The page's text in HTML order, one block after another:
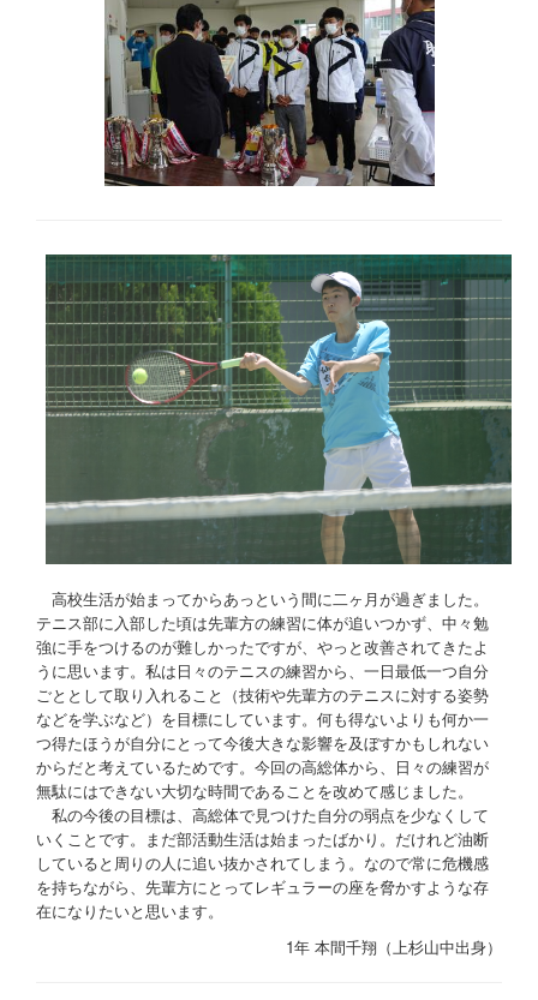
高校生活が始まってからあっという間に二ヶ月が過ぎました。
テニス部に入部した頃は先輩方の練習に体が追いつかず、中々勉
強に手をつけるのが難しかったですが、やっと改善されてきたよ
うに思います。私は日々のテニスの練習から、一日最低一つ自分
ごととして取り入れること（技術や先輩方のテニスに対する姿勢
などを学ぶなど）を目標にしています。 何も得ないよりも何か一
つ得たほうが自分にとって今後大きな影響を及ぼすかもしれない
からだと考えているためです。 今回の高総体から、
日々の練習が
無駄にはできない大切な時間であることを改めて感じました。
私の今後の目標は、高総体で見つけた自分の弱点を少なくして
いくことです。まだ部活動生活は始まったばかり。だけれど油断
していると周りの人に追い抜かされてしまう。なので常に危機感
を持ちながら、先輩方にとってレギュラーの座を脅かすような存
在になりたいと思います。
1年 本間千翔（上杉山中出身）